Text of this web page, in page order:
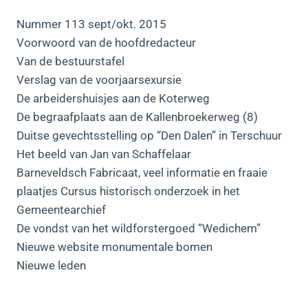
Nummer 113 sept/okt. 2015
Voorwoord van de hoofdredacteur
Van de bestuurstafel
Verslag van de voorjaarsexursie
De arbeidershuisjes aan de Koterweg
De begraafplaats aan de Kallenbroekerweg (8)
Duitse gevechtsstelling op “Den Dalen” in Terschuur
Het beeld van Jan van Schaffelaar
Barneveldsch Fabricaat, veel informatie en fraaie
plaatjes Cursus historisch onderzoek in het
Gemeentearchief
De vondst van het wildforstergoed “Wedichem”
Nieuwe website monumentale bomen
Nieuwe leden